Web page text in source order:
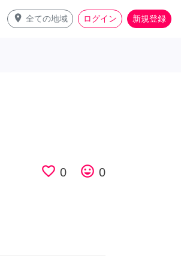
place 全ての地域 ログイン 新規登録
favorite_border 0 tag_faces 0